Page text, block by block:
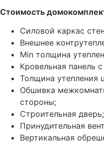
Стоимость
Силовой каркас
Внешнее
Min толщина
Кровельная панель
Толщина
Обшивка
стороны;
Строительная дверь;
Принудительная
Вертикальная